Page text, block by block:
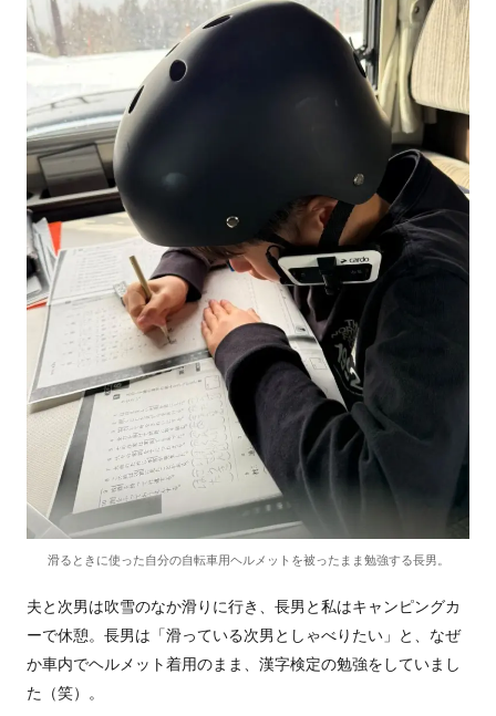
滑るときに使った自分の自転車用ヘルメットを被ったまま勉強する長男。
夫と次男は吹雪のなか滑りに行き、長男と私はキャンピングカ
ーで休憩。長男は「滑っている次男としゃべりたい」と、なぜ
か車内でヘルメット着用のまま、漢字検定の勉強をしていまし
た（笑）。